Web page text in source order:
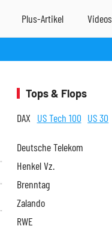
Tops & Flops
DAX US Tech 100 US 30
Deutsche Telekom
Henkel Vz.
Brenntag
Zalando
RWE